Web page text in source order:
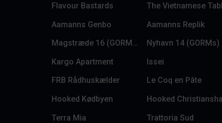
Flavour Bastards
The Vietnamese
Aamanns Genbo
Aamanns Replik
Magstræde 16 (GORMs)
Nyhavn 14 (GORMs)
Kargo Apartment
Issei
FRB Rådhuskælder
Le Coq en Pâte
Hooked Kødbyen
Hooked
Terra Mia
Trattoria Sud